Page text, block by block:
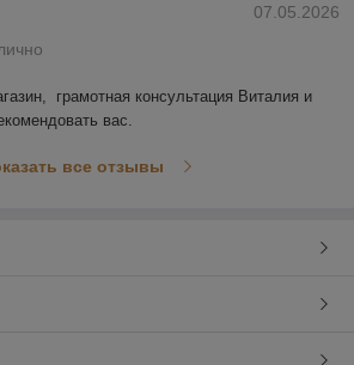
07.05.2026
грамотная консультация Виталия и
вас.
все отзывы